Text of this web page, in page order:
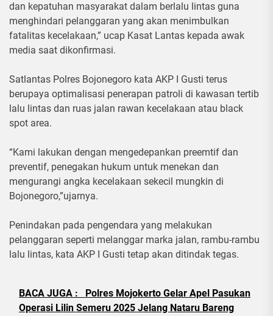
dan kepatuhan masyarakat dalam berlalu lintas guna
menghindari pelanggaran yang akan menimbulkan
fatalitas kecelakaan,” ucap Kasat Lantas kepada awak
media saat dikonfirmasi.
Satlantas Polres Bojonegoro kata AKP I Gusti terus
berupaya optimalisasi penerapan patroli di kawasan tertib
lalu lintas dan ruas jalan rawan kecelakaan atau black
spot area.
“Kami lakukan dengan mengedepankan preemtif dan
preventif, penegakan hukum untuk menekan dan
mengurangi angka kecelakaan sekecil mungkin di
Bojonegoro,”ujarnya.
Penindakan pada pengendara yang melakukan
pelanggaran seperti melanggar marka jalan, rambu-rambu
lalu lintas, kata AKP I Gusti tetap akan ditindak tegas.
BACA JUGA :
Polres Mojokerto Gelar Apel Pasukan
Operasi Lilin Semeru 2025 Jelang Nataru Bareng